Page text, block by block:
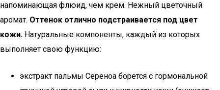
напоминающая флюид, чем крем. Нежный цветочный
аромат. Оттенок отлично подстраивается под цвет
кожи. Натуральные компоненты, каждый из которых
выполняет свою функцию:
экстракт пальмы Сереноа борется с гормональной